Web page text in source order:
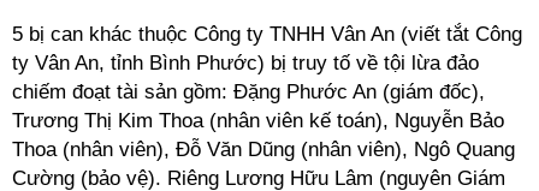
5 bị can khác thuộc Công ty TNHH Vân An (viết tắt Công
ty Vân An, tỉnh Bình Phước) bị truy tố về tội lừa đảo
chiếm đoạt tài sản gồm: Đặng Phước An (giám đốc),
Trương Thị Kim Thoa (nhân viên kế toán), Nguyễn Bảo
Thoa (nhân viên), Đỗ Văn Dũng (nhân viên), Ngô Quang
Cường (bảo vệ). Riêng Lương Hữu Lâm (nguyên Giám